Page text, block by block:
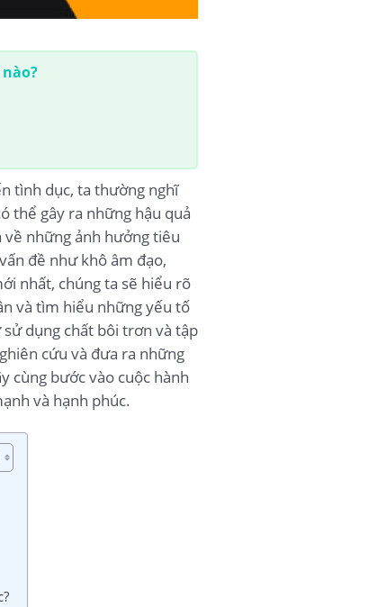
tình dục, ta thường nghĩ
thể gây ra những hậu quả
những ảnh hưởng tiêu
đề như khô âm đạo,
nhất, chúng ta sẽ hiểu rõ
và tìm hiểu những yếu tố
dụng chất bôi trơn và tập
cứu và đưa ra những
cùng bước vào cuộc hành
và hạnh phúc.